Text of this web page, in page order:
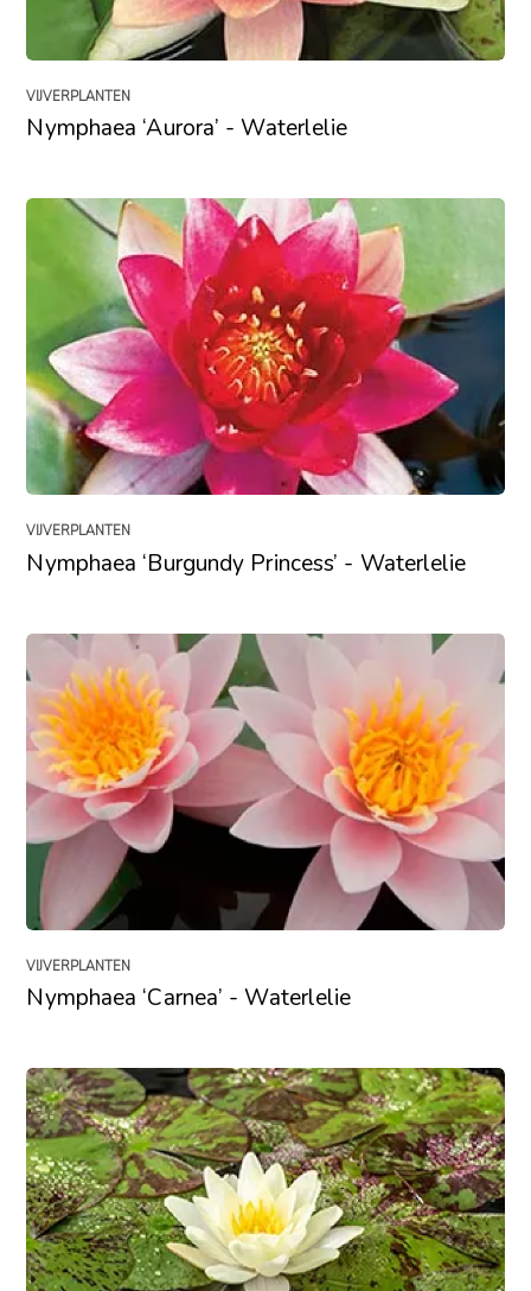
VIJVERPLANTEN
Nymphaea ‘Aurora’ - Waterlelie
VIJVERPLANTEN
Nymphaea ‘Burgundy Princess’ - Waterlelie
VIJVERPLANTEN
Nymphaea ‘Carnea’ - Waterlelie